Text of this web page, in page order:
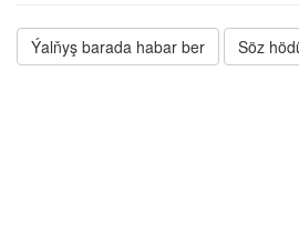
Ýalňyş barada habar ber Söz